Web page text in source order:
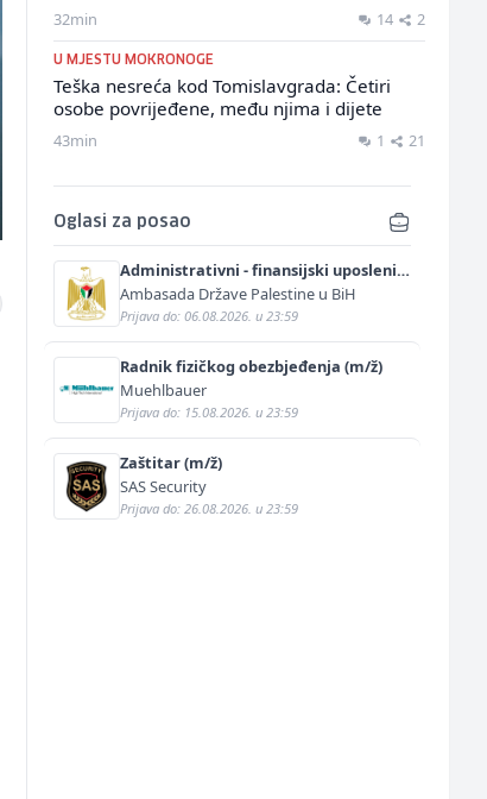
32min 14 2
U MJESTU MOKRONOGE
Teška nesreća kod Tomislavgrada: Četiri
osobe povrijeđene, među njima i dijete
43min 1 21
Oglasi za posao
Administrativni - finansijski uposlenik
(m/ž)
Ambasada Države Palestine u BiH
Prijava do: 06.08.2026. u 23:59
Radnik fizičkog obezbjeđenja (m/ž)
Muehlbauer
Prijava do: 15.08.2026. u 23:59
Zaštitar (m/ž)
SAS Security
Prijava do: 26.08.2026. u 23:59